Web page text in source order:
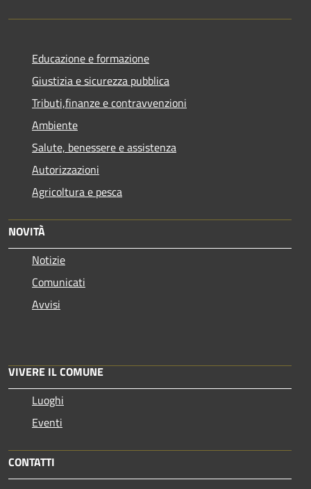
Educazione e formazione
Giustizia e sicurezza pubblica
Tributi,finanze e contravvenzioni
Ambiente
Salute, benessere e assistenza
Autorizzazioni
Agricoltura e pesca
NOVITÀ
Notizie
Comunicati
Avvisi
VIVERE IL COMUNE
Luoghi
Eventi
CONTATTI